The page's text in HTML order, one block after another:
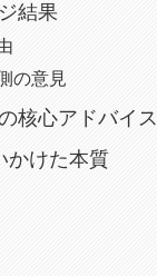
結果
の意見
核心アドバイス
かけた本質